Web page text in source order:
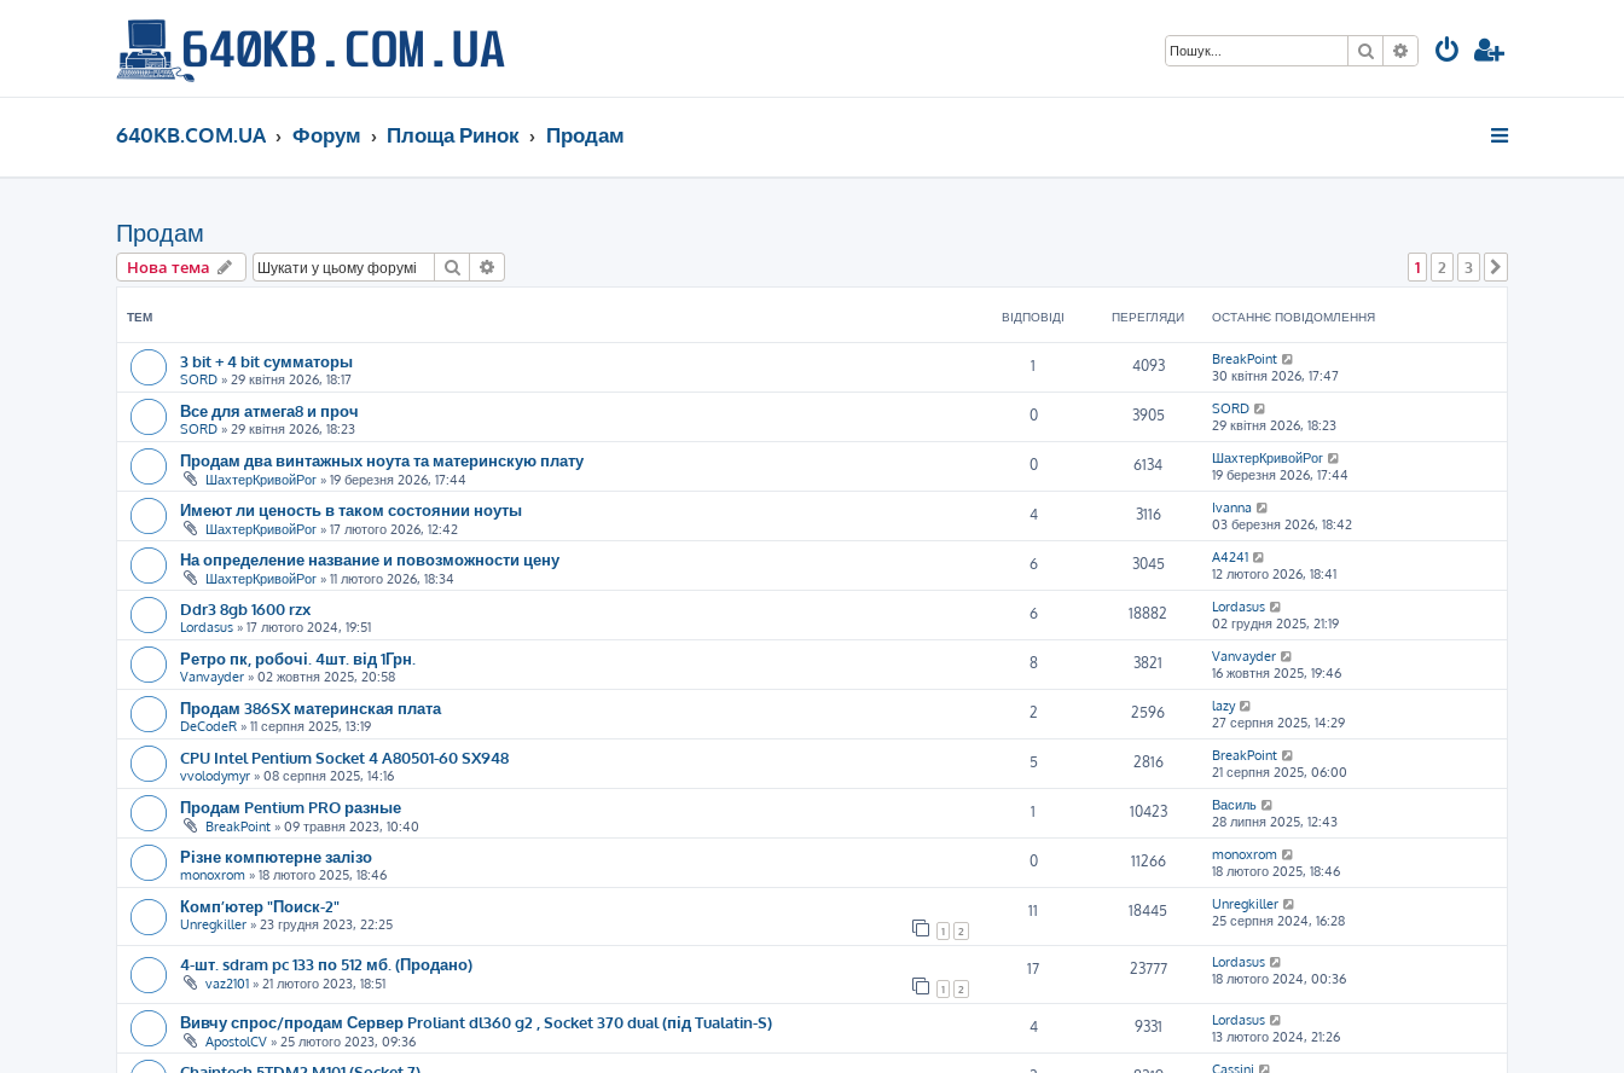
ПошукРозширений пошук
640KB.COM.UA Форум Площа Ринок Продам
Продам
Нова тема Пошук 1 2 3
ТЕМ ВІДПОВІДІ ПЕРЕГЛЯДИ ОСТАННЄ ПОВІДОМЛЕННЯ
3 bit + 4 bit сумматоры
SORD » 29 квітня 2026, 18:17
1 4093
BreakPoint
30 квітня 2026, 17:47
Все для атмега8 и проч
SORD » 29 квітня 2026, 18:23
0 3905
SORD
29 квітня 2026, 18:23
Продам два винтажных ноута та материнскую плату
ШахтерКривойРог » 19 березня 2026, 17:44
0 6134
ШахтерКривойРог
19 березня 2026, 17:44
Имеют ли ценость в таком состоянии ноуты
ШахтерКривойРог » 17 лютого 2026, 12:42
4 3116
Ivanna
03 березня 2026, 18:42
На определение название и повозможности цену
ШахтерКривойРог » 11 лютого 2026, 18:34
6 3045
A4241
12 лютого 2026, 18:41
Ddr3 8gb 1600 rzx
Lordasus » 17 лютого 2024, 19:51
6 18882
Lordasus
02 грудня 2025, 21:19
Ретро пк, робочі. 4шт. від 1Грн.
Vanvayder » 02 жовтня 2025, 20:58
8 3821
Vanvayder
16 жовтня 2025, 19:46
Продам 386SX материнская плата
DeCodeR » 11 серпня 2025, 13:19
2 2596
lazy
27 серпня 2025, 14:29
CPU Intel Pentium Socket 4 A80501-60 SX948
vvolodymyr » 08 серпня 2025, 14:16
5 2816
BreakPoint
21 серпня 2025, 06:00
Продам Pentium PRO разные
BreakPoint » 09 травня 2023, 10:40
1 10423
Василь
28 липня 2025, 12:43
Різне компютерне залізо
monoxrom » 18 лютого 2025, 18:46
0 11266
monoxrom
18 лютого 2025, 18:46
Комп’ютер "Поиск-2"
Unregkiller » 23 грудня 2023, 22:25 1 2
11 18445
Unregkiller
25 серпня 2024, 16:28
4-шт. sdram pc 133 по 512 мб. (Продано)
vaz2101 » 21 лютого 2023, 18:51 1 2
17 23777
Lordasus
18 лютого 2024, 00:36
Вивчу спрос/продам Сервер Proliant dl360 g2 , Socket 370 dual (під Tualatin-S)
ApostolCV » 25 лютого 2023, 09:36
4 9331
Lordasus
13 лютого 2024, 21:26
Cassini